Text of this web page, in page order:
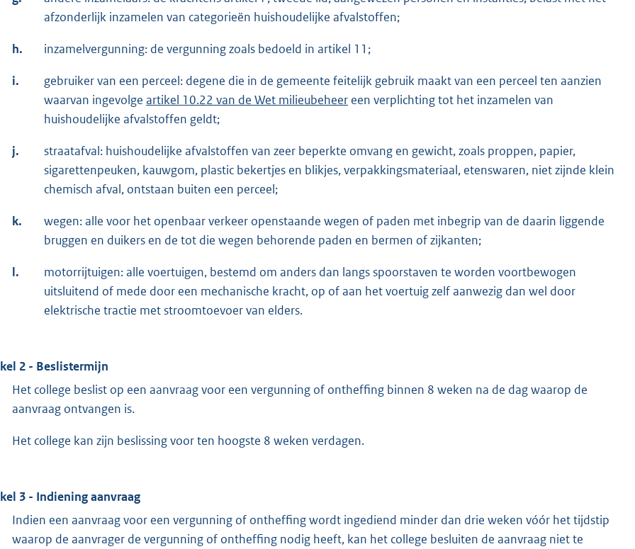
afzonderlijk inzamelen van categorieën huishoudelijke afvalstoffen;
h. inzamelvergunning: de vergunning zoals bedoeld in artikel 11;
i.
gebruiker van een perceel: degene die in de gemeente feitelijk gebruik maakt van een perceel ten aanzien
waarvan ingevolge artikel 10.22 van de Wet milieubeheer een verplichting tot het inzamelen van
huishoudelijke afvalstoffen geldt;
j.
straatafval: huishoudelijke afvalstoffen van zeer beperkte omvang en gewicht, zoals proppen, papier,
sigarettenpeuken, kauwgom, plastic bekertjes en blikjes, verpakkingsmateriaal, etenswaren, niet zijnde klein
chemisch afval, ontstaan buiten een perceel;
k.
wegen: alle voor het openbaar verkeer openstaande wegen of paden met inbegrip van de daarin liggende
bruggen en duikers en de tot die wegen behorende paden en bermen of zijkanten;
l.
motorrijtuigen: alle voertuigen, bestemd om anders dan langs spoorstaven te worden voortbewogen
uitsluitend of mede door een mechanische kracht, op of aan het voertuig zelf aanwezig dan wel door
elektrische tractie met stroomtoevoer van elders.
2 - Beslistermijn
Het college beslist op een aanvraag voor een vergunning of ontheffing binnen 8 weken na de dag waarop de
aanvraag ontvangen is.
Het college kan zijn beslissing voor ten hoogste 8 weken verdagen.
3 - Indiening aanvraag
Indien een aanvraag voor een vergunning of ontheffing wordt ingediend minder dan drie weken vóór het tijdstip
waarop de aanvrager de vergunning of ontheffing nodig heeft, kan het college besluiten de aanvraag niet te